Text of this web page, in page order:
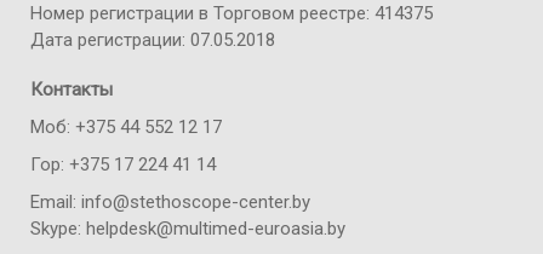
Номер регистрации в Торговом реестре: 414375
Дата регистрации: 07.05.2018
Контакты
Моб: +375 44 552 12 17
Гор: +375 17 224 41 14
Email: info@stethoscope-center.by
Skype: helpdesk@multimed-euroasia.by